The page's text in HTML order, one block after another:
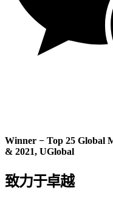
Winner − Top 25 Global
& 2021, UGlobal
致力于卓越